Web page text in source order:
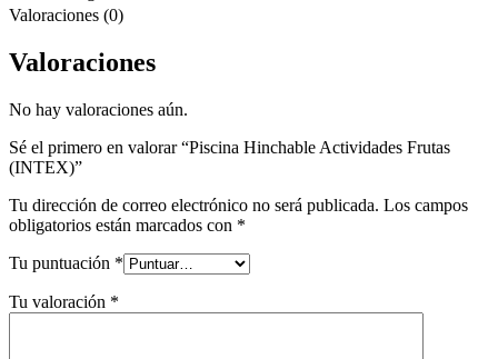
Valoraciones (0)
Valoraciones
No hay valoraciones aún.
Sé el primero en valorar “Piscina Hinchable Actividades Frutas
(INTEX)”
Tu dirección de correo electrónico no será publicada. Los campos
obligatorios están marcados con *
Tu puntuación *
Tu valoración *